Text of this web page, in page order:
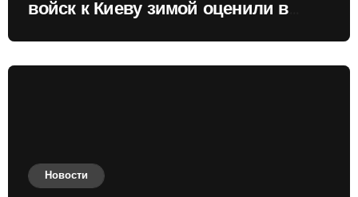
войск к Киеву зимой оценили в
Новости